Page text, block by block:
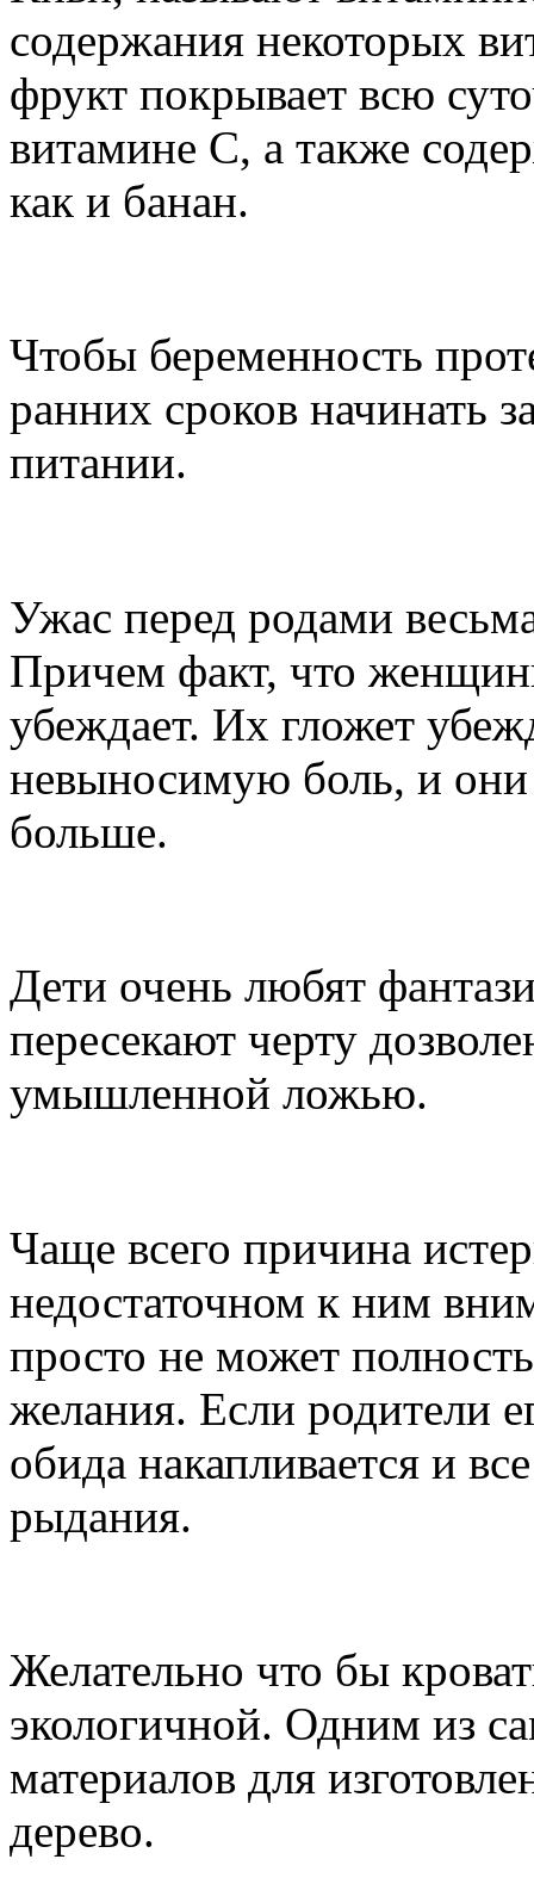
содержания некоторых
фрукт покрывает всю
витамине С, а также
как и банан.
Чтобы беременность
ранних сроков начинать
питании.
Ужас перед родами
Причем факт, что
убеждает. Их гложет
невыносимую боль, и они
больше.
Дети очень любят
пересекают черту
умышленной ложью.
Чаще всего причина
недостаточном к ним
просто не может
желания. Если родители
обида накапливается и
рыдания.
Желательно что бы
экологичной. Одним из
материалов для
дерево.